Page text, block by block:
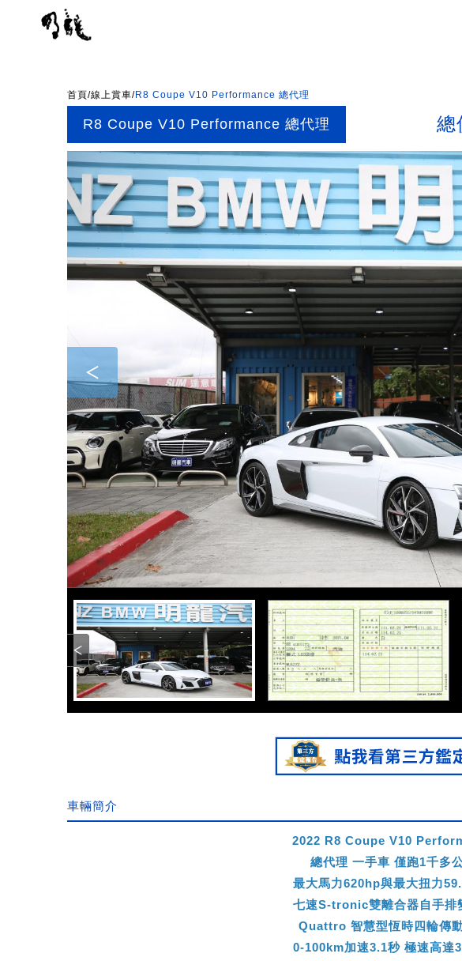
首頁/線上賞車/R8 Coupe V10 Performance 總代理
R8 Coupe V10 Performance 總代理 總
車輛簡介
2022 R8 Coupe V10
總代理 一手車 僅跑1千多
最大馬力620hp與最大扭力
七速S-tronic雙離合器自手排
Quattro 智慧型恆時四輪傳
0-100km加速3.1秒 極速高達